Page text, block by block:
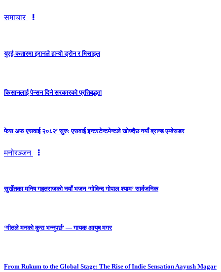
समाचार
युएई-कतारमा इरानले हान्यो ड्रोन र मिसाइल
किसानलाई पेन्सन दिने सरकारको प्रतिबद्धता
फेस अफ एसवाई २०८२’ सुरु: एसवाई इन्टरटेन्टमेन्टले खोज्दैछ नयाँ ब्रान्ड एम्बेसडर
मनोरञ्जन
सुर्खेतका मनिष गहतराजको नयाँ भजन ‘गोविन्द गोपाल श्याम’ सार्वजनिक
‘गीतले मनको कुरा भन्नुपर्छ’ — गायक आयुष मगर
From Rukum to the Global Stage: The Rise of Indie Sensation Aayush Magar